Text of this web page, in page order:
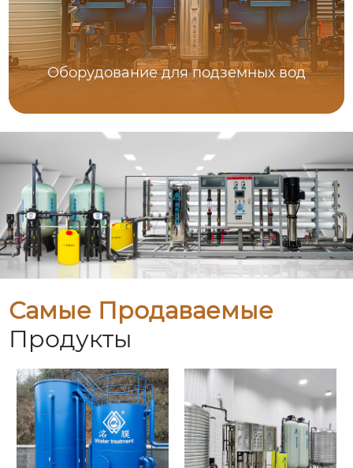
Оборудование для подземных вод
Самые Продаваемые
Продукты